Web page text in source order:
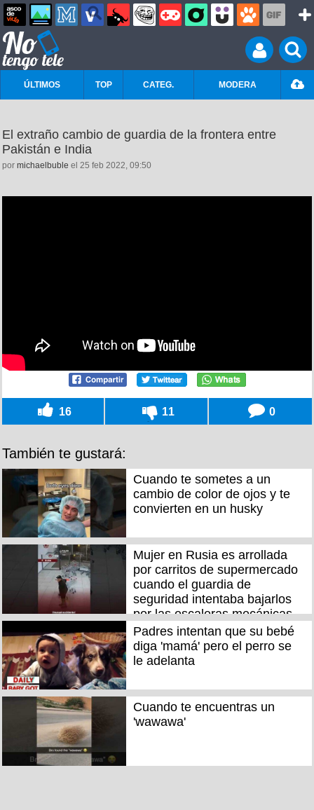
ÚLTIMOS TOP CATEG. MODERA
El extraño cambio de guardia de la frontera entre
Pakistán e India
por michaelbuble el 25 feb 2022, 09:50
16 11 0
También te gustará:
Cuando te sometes a un
cambio de color de ojos y te
convierten en un husky
Mujer en Rusia es arrollada
por carritos de supermercado
cuando el guardia de
seguridad intentaba bajarlos
por las escaleras mecánicas
Padres intentan que su bebé
diga 'mamá' pero el perro se
le adelanta
Cuando te encuentras un
'wawawa'